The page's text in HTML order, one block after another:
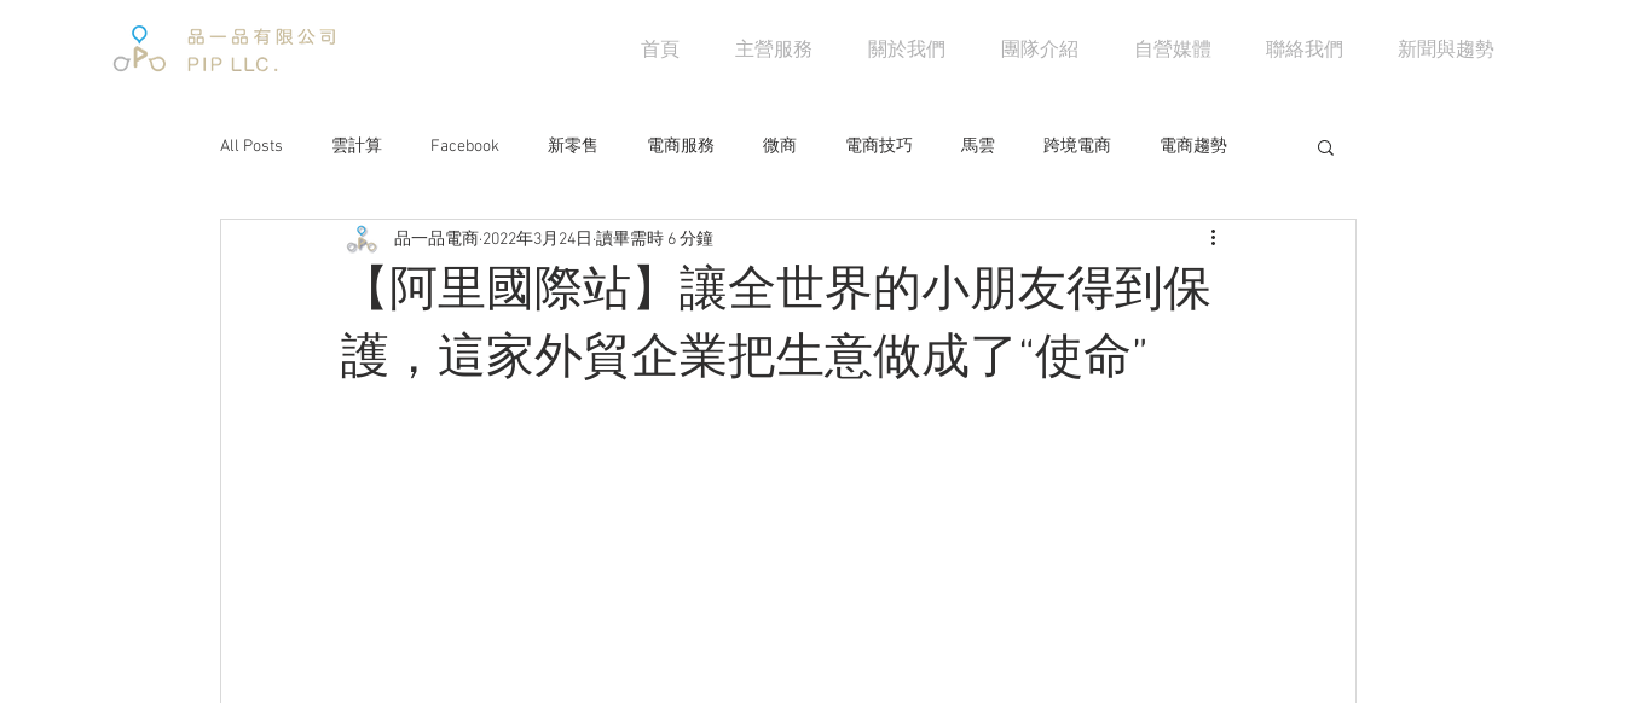
首頁 主營服務 關於我們 團隊介紹 自營媒體 聯絡我們 新聞與趨勢
All Posts 雲計算 Facebook 新零售 電商服務 微商 電商技巧 馬雲 跨境電商 電商趨勢
電子商務報告 阿里巴巴 電商物流 京東
品牌經營 互聯網人物 騰訊 創意企劃 網路行銷技巧 行業新聞 市場分析
【阿里國際站】讓全世界的小朋友得到保
護，這家外貿企業把生意做成了“使命”
品一品電商 2022年3月24日 讀畢需時 6 分鐘